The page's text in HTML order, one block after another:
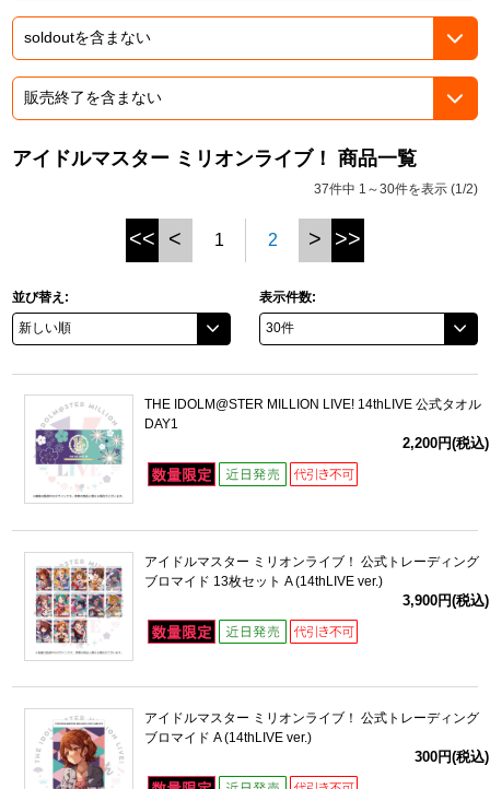
ラブライブ！
ラブライブ！サンシャイン‼
アイドリッシュセブン
モフモフパレード
アイドルマスター ミリオンライブ！ 商品一覧
37件中 1～30件を表示 (1/2)
<< < 1 2 > >>
並び替え: 表示件数:
THE IDOLM@STER MILLION LIVE! 14thLIVE 公式タオル
DAY1
2,200円(税込)
アイドルマスター ミリオンライブ！ 公式トレーディング
ブロマイド 13枚セット A (14thLIVE ver.)
3,900円(税込)
アイドルマスター ミリオンライブ！ 公式トレーディング
ブロマイド A (14thLIVE ver.)
300円(税込)